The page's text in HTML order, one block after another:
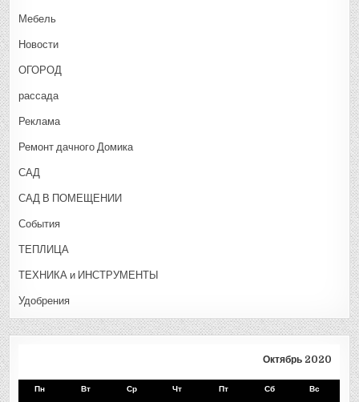
Мебель
Новости
ОГОРОД
рассада
Реклама
Ремонт дачного Домика
САД
САД В ПОМЕЩЕНИИ
События
ТЕПЛИЦА
ТЕХНИКА и ИНСТРУМЕНТЫ
Удобрения
Октябрь 2020
Пн Вт Ср Чт Пт Сб Вс